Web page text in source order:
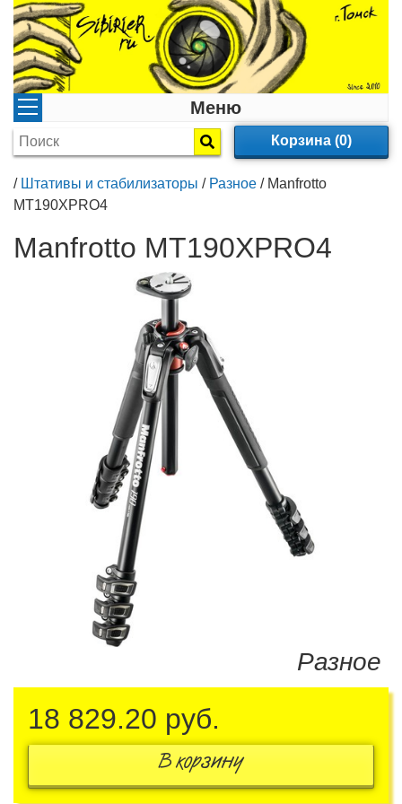
Меню
Корзина (0)
/ Штативы и стабилизаторы / Разное / Manfrotto
MT190XPRO4
Manfrotto MT190XPRO4
Разное
18 829.20 руб.
В корзину